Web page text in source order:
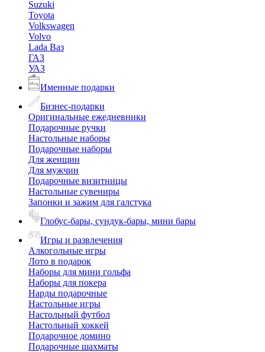
Suzuki
Toyota
Volkswagen
Volvo
Lada Ваз
ГАЗ
УАЗ
Именные подарки
Бизнес-подарки
Оригинальные ежедневники
Подарочные ручки
Настольные наборы
Подарочные наборы
Для женщин
Для мужчин
Подарочные визитницы
Настольные сувениры
Запонки и зажим для галстука
Глобус-бары, сундук-бары, мини бары
Игры и развлечения
Алкогольные игры
Лото в подарок
Наборы для мини гольфа
Наборы для покера
Нарды подарочные
Настольные игры
Настольный футбол
Настольный хоккей
Подарочное домино
Подарочные шахматы